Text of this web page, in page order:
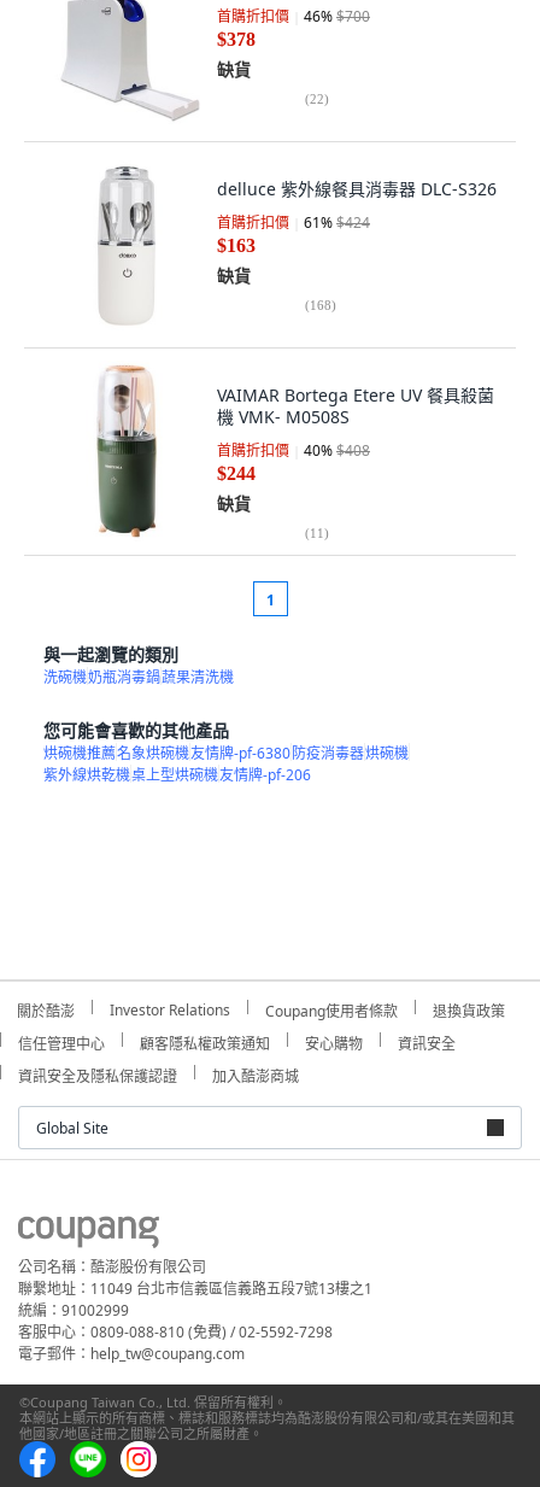
首購折扣價 46%$700
$378
缺貨
(22)
delluce 紫外線餐具消毒器 DLC-S326
首購折扣價 61%$424
$163
缺貨
(168)
VAIMAR Bortega Etere UV 餐具殺菌
機 VMK- M0508S
首購折扣價 40%$408
$244
缺貨
(11)
1
與一起瀏覽的類別
洗碗機奶瓶消毒鍋蔬果清洗機
您可能會喜歡的其他產品
烘碗機推薦名象烘碗機友情牌-pf-6380防疫消毒器烘碗機
紫外線烘乾機桌上型烘碗機友情牌-pf-206
關於酷澎 Investor Relations Coupang使用者條款
退換貨政策
信任管理中心
顧客隱私權政策通知 安心購物
資訊安全
資訊安全及隱私保護認證
加入酷澎商城
Global Site
公司名稱：酷澎股份有限公司
聯繫地址：11049 台北市信義區信義路五段7號13樓之1
統編：91002999
客服中心：0809-088-810 (免費) / 02-5592-7298
電子郵件：help_tw@coupang.com
©Coupang Taiwan Co., Ltd. 保留所有權利。
本網站上顯示的所有商標、標誌和服務標誌均為酷澎股份有限公司和/或其在美國和其
他國家/地區註冊之關聯公司之所屬財產。